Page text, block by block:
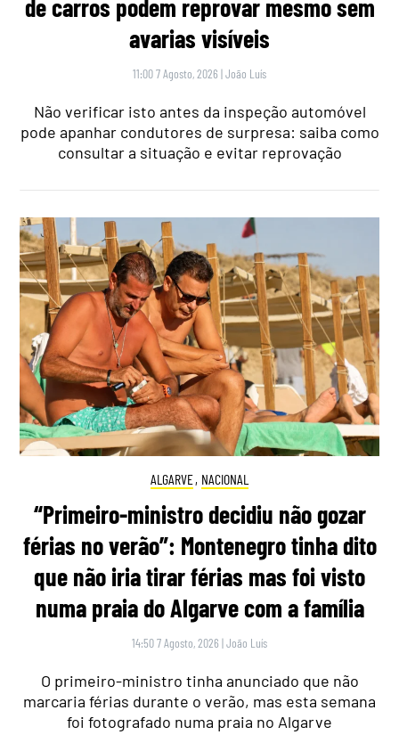
de carros podem reprovar mesmo sem
avarias visíveis
11:00 7 Agosto, 2026 |João Luís
Não verificar isto antes da inspeção automóvel
pode apanhar condutores de surpresa: saiba como
consultar a situação e evitar reprovação
ALGARVE, NACIONAL
“Primeiro-ministro decidiu não gozar
férias no verão”: Montenegro tinha dito
que não iria tirar férias mas foi visto
numa praia do Algarve com a família
14:50 7 Agosto, 2026 |João Luís
O primeiro-ministro tinha anunciado que não
marcaria férias durante o verão, mas esta semana
foi fotografado numa praia no Algarve